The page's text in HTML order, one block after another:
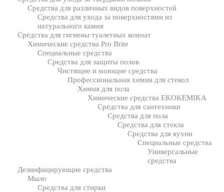
Средства для различных видов поверхностей
Средства для ухода за поверхностями из
натурального камня
Средства для гигиены туалетных комнат
Химические средства Pro Brite
Специальные средства
Средства для защиты полов
Чистящие и моющие средства
Профессиональная химия для стекол
Химия для пола
Химические средства EKOKEMIKA
Средства для сантехники
Средства для пола
Средства для стекла
Средства для кухни
Специальные средства
Универсальные
средства
Дезинфицирующие средства
Мыло
Средства для стирки